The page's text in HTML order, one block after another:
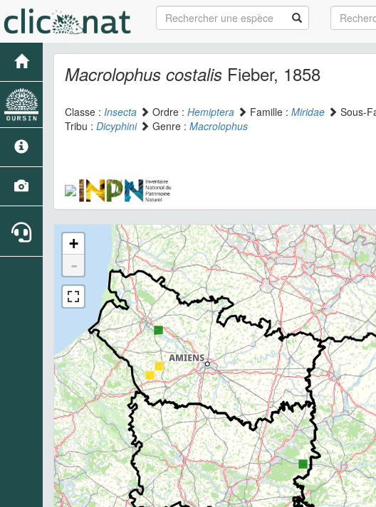
Macrolophus costalis Fieber, 1858
Classe : Insecta Ordre : Hemiptera Famille : Miridae Sous-
Tribu : Dicyphini Genre : Macrolophus
+
-